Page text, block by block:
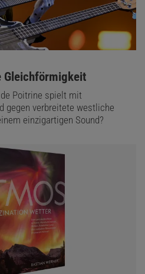
Gleichförmigkeit
Poitrine spielt mit
gegen verbreitete westliche
einzigartigen Sound?